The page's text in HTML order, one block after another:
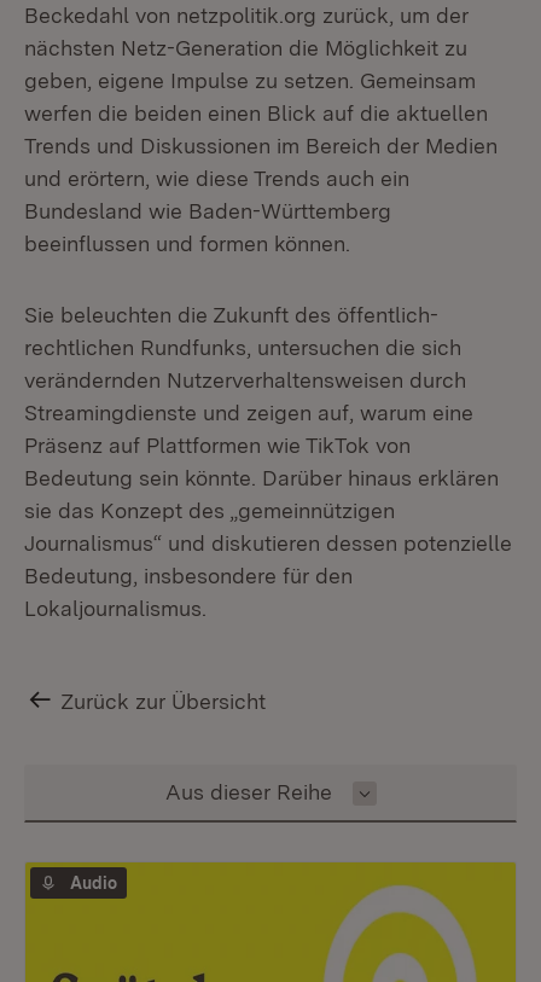
Beckedahl von netzpolitik.org zurück, um der
nächsten Netz-Generation die Möglichkeit zu
geben, eigene Impulse zu setzen. Gemeinsam
werfen die beiden einen Blick auf die aktuellen
Trends und Diskussionen im Bereich der Medien
und erörtern, wie diese Trends auch ein
Bundesland wie Baden-Württemberg
beeinflussen und formen können.
Sie beleuchten die Zukunft des öffentlich-
rechtlichen Rundfunks, untersuchen die sich
verändernden Nutzerverhaltensweisen durch
Streamingdienste und zeigen auf, warum eine
Präsenz auf Plattformen wie TikTok von
Bedeutung sein könnte. Darüber hinaus erklären
sie das Konzept des „gemeinnützigen
Journalismus“ und diskutieren dessen potenzielle
Bedeutung, insbesondere für den
Lokaljournalismus.
Zurück zur Übersicht
Inhalt auswählen
Aus dieser Reihe
Audio